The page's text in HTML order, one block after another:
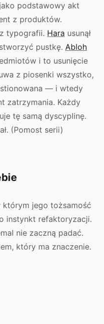
podstawowy akt
z produktów.
typografii. Hara usunął
pustkę. Abloh
i to usunięcie
z piosenki wszystko,
— i wtedy
zatrzymania. Każdy
tę samą dyscyplinę.
(Pomost serii)
którym jego tożsamość
instynkt refaktoryzacji.
nie zaczną padać.
który ma znaczenie.